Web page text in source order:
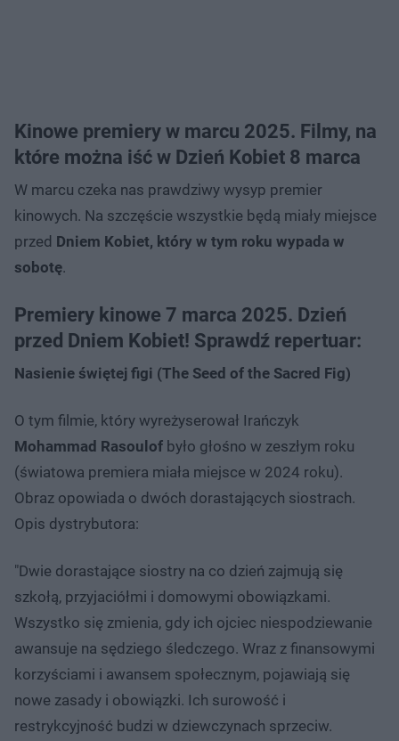
Kinowe premiery w marcu 2025. Filmy, na
które można iść w Dzień Kobiet 8 marca
W marcu czeka nas prawdziwy wysyp premier
kinowych. Na szczęście wszystkie będą miały miejsce
przed Dniem Kobiet, który w tym roku wypada w
sobotę.
Premiery kinowe 7 marca 2025. Dzień
przed Dniem Kobiet! Sprawdź repertuar:
Nasienie świętej figi (The Seed of the Sacred Fig)
O tym filmie, który wyreżyserował Irańczyk
Mohammad Rasoulof było głośno w zeszłym roku
(światowa premiera miała miejsce w 2024 roku).
Obraz opowiada o dwóch dorastających siostrach.
Opis dystrybutora:
"Dwie dorastające siostry na co dzień zajmują się
szkołą, przyjaciółmi i domowymi obowiązkami.
Wszystko się zmienia, gdy ich ojciec niespodziewanie
awansuje na sędziego śledczego. Wraz z finansowymi
korzyściami i awansem społecznym, pojawiają się
nowe zasady i obowiązki. Ich surowość i
restrykcyjność budzi w dziewczynach sprzeciw.